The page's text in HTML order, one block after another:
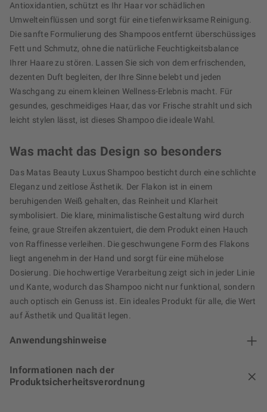
Antioxidantien, schützt es Ihr Haar vor schädlichen
Umwelteinflüssen und sorgt für eine tiefenwirksame Reinigung.
Die sanfte Formulierung des Shampoos entfernt überschüssiges
Fett und Schmutz, ohne die natürliche Feuchtigkeitsbalance
Ihrer Haare zu stören. Lassen Sie sich von dem erfrischenden,
dezenten Duft begleiten, der Ihre Sinne belebt und jeden
Waschgang zu einem kleinen Wellness-Erlebnis macht. Für
gesundes, geschmeidiges Haar, das vor Frische strahlt und sich
leicht stylen lässt, ist dieses Shampoo die ideale Wahl.
Was macht das Design so besonders
Das Matas Beauty Luxus Shampoo besticht durch eine schlichte
Eleganz und zeitlose Ästhetik. Der Flakon ist in einem
beruhigenden Weiß gehalten, das Reinheit und Klarheit
symbolisiert. Die klare, minimalistische Gestaltung wird durch
feine, graue Streifen akzentuiert, die dem Produkt einen Hauch
von Raffinesse verleihen. Die geschwungene Form des Flakons
liegt angenehm in der Hand und sorgt für eine mühelose
Dosierung. Die hochwertige Verarbeitung zeigt sich in jeder Linie
und Kante, wodurch das Shampoo nicht nur funktional, sondern
auch optisch ein Genuss ist. Ein ideales Produkt für alle, die Wert
auf Ästhetik und Qualität legen.
Anwendungshinweise
Informationen nach der
Produktsicherheitsverordnung